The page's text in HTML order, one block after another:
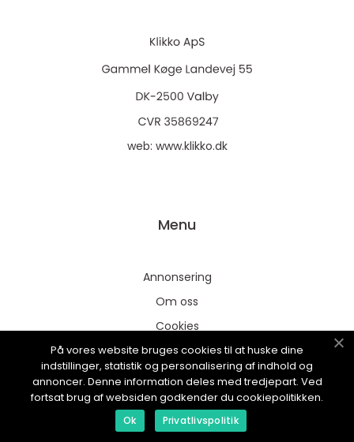
web: www.klikko.dk
Menu
Annonsering
Om oss
Cookies
Kontakta oss
Sitemap
På vores website bruges cookies til at huske dine
indstillinger, statistik og personalisering af indhold og
annoncer. Denne information deles med tredjepart. Ved
fortsat brug af websiden godkender du cookiepolitikken.
Ok Privatlivspolitik